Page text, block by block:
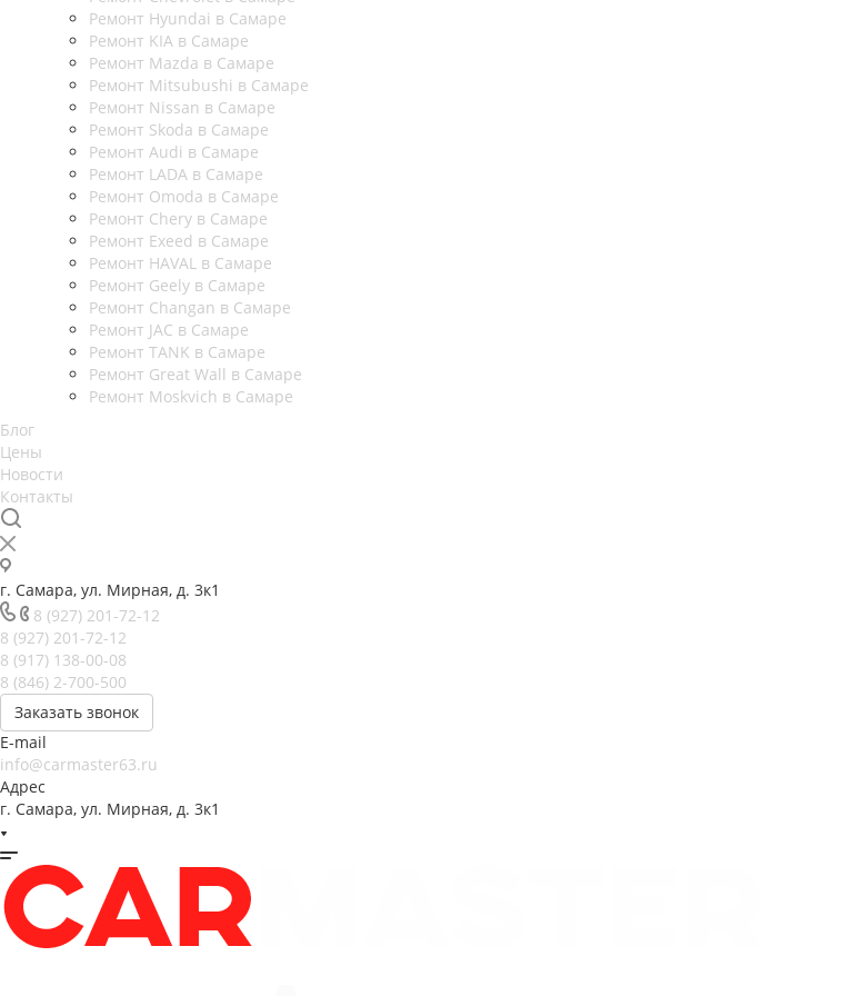
Ремонт Hyundai в Самаре
Ремонт KIA в Самаре
Ремонт Mazda в Самаре
Ремонт Mitsubushi в Самаре
Ремонт Nissan в Самаре
Ремонт Skoda в Самаре
Ремонт Audi в Самаре
Ремонт LADA в Самаре
Ремонт Omoda в Самаре
Ремонт Chery в Самаре
Ремонт Exeed в Самаре
Ремонт HAVAL в Самаре
Ремонт Geely в Самаре
Ремонт Changan в Самаре
Ремонт JAC в Самаре
Ремонт TANK в Самаре
Ремонт Great Wall в Самаре
Ремонт Moskvich в Самаре
Блог
Цены
Новости
Контакты
г. Самара, ул. Мирная, д. 3к1
8 (927) 201-72-12
8 (927) 201-72-12
8 (917) 138-00-08
8 (846) 2-700-500
Заказать звонок
E-mail
info@carmaster63.ru
Адрес
г. Самара, ул. Мирная, д. 3к1